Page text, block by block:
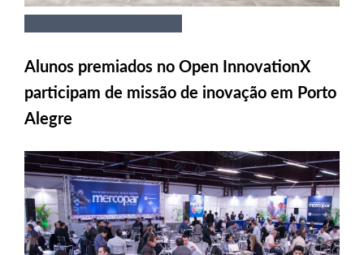
Alunos premiados no Open InnovationX
participam de missão de inovação em Porto
Alegre